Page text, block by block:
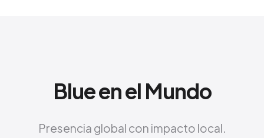
Blue en el Mundo
Presencia global con impacto local.